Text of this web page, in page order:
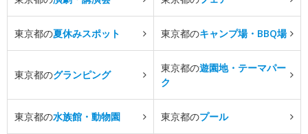
東京都の夏休みスポット 東京都のキャンプ場・BBQ場
東京都のグランピング
東京都の遊園地・テーマパー
ク
東京都の水族館・動物園 東京都のプール